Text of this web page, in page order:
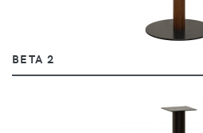
BETA 2